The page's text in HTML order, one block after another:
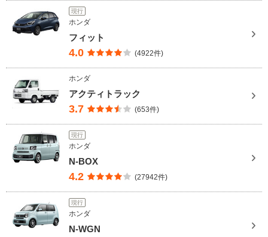
現行
ホンダ
フィット
4.0 (4922件)
ホンダ
アクティトラック
3.7 (653件)
現行
ホンダ
N-BOX
4.2 (27942件)
現行
ホンダ
N-WGN